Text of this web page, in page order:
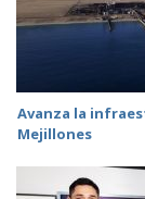
Avanza la
Mejillones